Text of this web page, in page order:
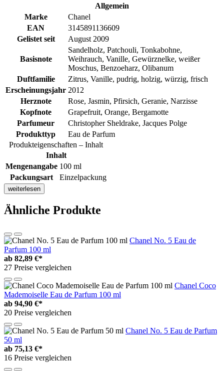
Allgemein
Marke
Chanel
EAN
3145891136609
Gelistet seit
August 2009
Basisnote
Sandelholz, Patchouli, Tonkabohne,
Weihrauch, Vanille, Gewürznelke, weißer
Moschus, Benzoeharz, Olibanum
Duftfamilie
Zitrus, Vanille, pudrig, holzig, würzig, frisch
Erscheinungsjahr 2012
Herznote
Rose, Jasmin, Pfirsich, Geranie, Narzisse
Kopfnote
Grapefruit, Orange, Bergamotte
Parfumeur
Christopher Sheldrake, Jacques Polge
Produkttyp
Eau de Parfum
Produkteigenschaften – Inhalt
Inhalt
Mengenangabe 100 ml
Packungsart
Einzelpackung
weiterlesen
Ähnliche Produkte
Chanel No. 5 Eau de
Parfum 100 ml
ab 82,89 €*
27 Preise vergleichen
Chanel Coco
Mademoiselle Eau de Parfum 100 ml
ab 94,90 €*
20 Preise vergleichen
Chanel No. 5 Eau de Parfum
50 ml
ab 75,13 €*
16 Preise vergleichen